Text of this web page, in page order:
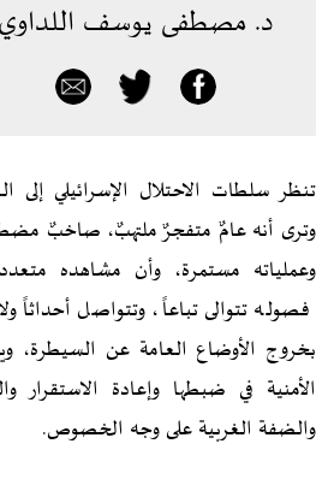
د. مصطفى يوسف اللداوي
وترى أنه عامٌ متفجرٌ ملتهبٌ، صاخبٌ
وعملياته مستمرة، وأن مشاهده
فصوله تتوالى تباعاً، وتتواصل أحداثاً
بخروج الأوضاع العامة عن السيطرة،
الأمنية في ضبطها وإعادة الاستقرار
والضفة الغربية على وجه الخصوص.